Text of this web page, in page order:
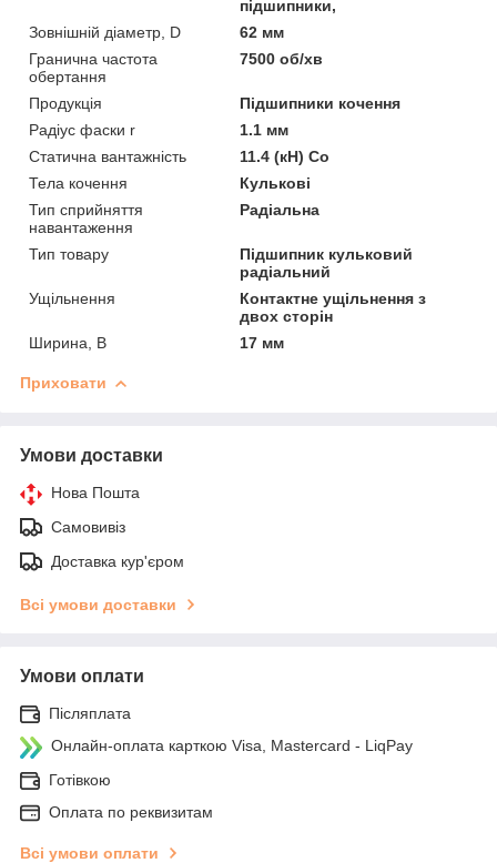
підшипники,
Зовнішній діаметр, D
62 мм
Гранична частота
обертання
7500 об/хв
Продукція
Підшипники кочення
Радіус фаски r
1.1 мм
Статична вантажність
11.4 (кН) Co
Тела кочення
Кулькові
Тип сприйняття
навантаження
Радіальна
Тип товару
Підшипник кульковий
радіальний
Ущільнення
Контактне ущільнення з
двох сторін
Ширина, B
17 мм
Приховати
Умови доставки
Нова Пошта
Самовивіз
Доставка кур'єром
Всі умови доставки
Умови оплати
Післяплата
Онлайн-оплата карткою Visa, Mastercard - LiqPay
Готівкою
Оплата по реквизитам
Всі умови оплати